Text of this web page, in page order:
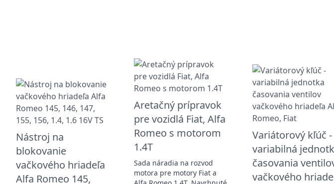
Nástroj na
blokovanie
vačkového hriadeľa
Alfa Romeo 145,
Aretačný prípravok
pre vozidlá Fiat, Alfa
Romeo s motorom
1.4T
Sada náradia na rozvod
motora pre motory Fiat a
Variátorový kľúč -
variabilná
časovania
vačkového